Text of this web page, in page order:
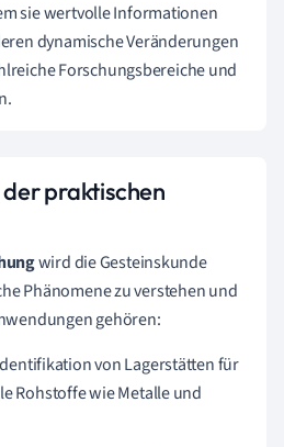
sie wertvolle Informationen
dynamische Veränderungen
Forschungsbereiche und
praktischen
wird die Gesteinskunde
Phänomene zu verstehen und
gehören:
von Lagerstätten für
Rohstoffe wie Metalle und